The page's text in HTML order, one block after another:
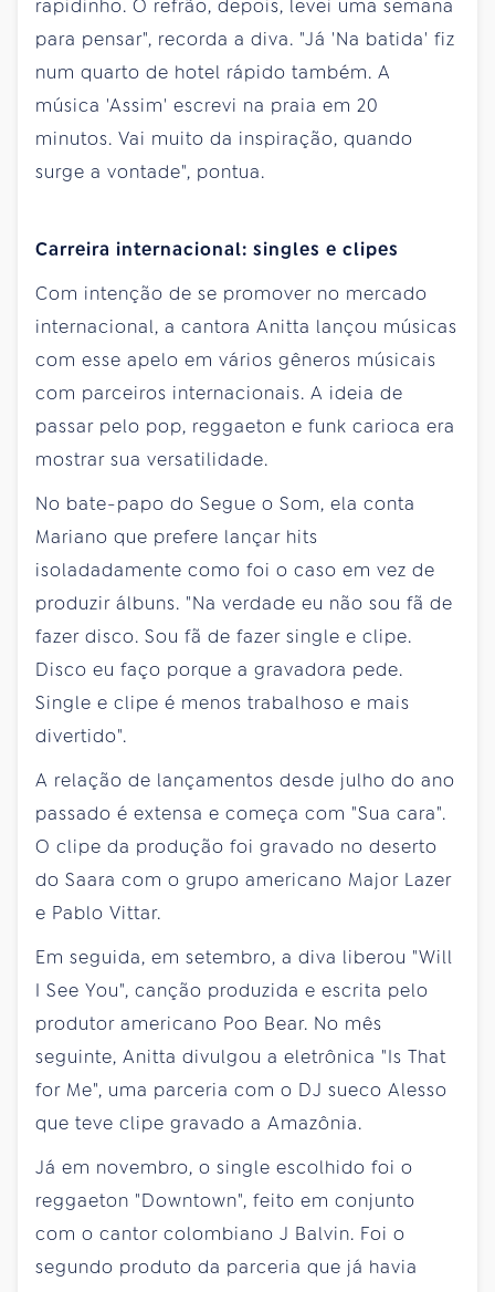
rapidinho. O refrão, depois, levei uma semana
para pensar", recorda a diva. "Já 'Na batida' fiz
num quarto de hotel rápido também. A
música 'Assim' escrevi na praia em 20
minutos. Vai muito da inspiração, quando
surge a vontade", pontua.
Carreira internacional: singles e clipes
Com intenção de se promover no mercado
internacional, a cantora Anitta lançou músicas
com esse apelo em vários gêneros músicais
com parceiros internacionais. A ideia de
passar pelo pop, reggaeton e funk carioca era
mostrar sua versatilidade.
No bate-papo do Segue o Som, ela conta
Mariano que prefere lançar hits
isoladadamente como foi o caso em vez de
produzir álbuns. "Na verdade eu não sou fã de
fazer disco. Sou fã de fazer single e clipe.
Disco eu faço porque a gravadora pede.
Single e clipe é menos trabalhoso e mais
divertido".
A relação de lançamentos desde julho do ano
passado é extensa e começa com "Sua cara".
O clipe da produção foi gravado no deserto
do Saara com o grupo americano Major Lazer
e Pablo Vittar.
Em seguida, em setembro, a diva liberou "Will
I See You", canção produzida e escrita pelo
produtor americano Poo Bear. No mês
seguinte, Anitta divulgou a eletrônica "Is That
for Me", uma parceria com o DJ sueco Alesso
que teve clipe gravado a Amazônia.
Já em novembro, o single escolhido foi o
reggaeton "Downtown", feito em conjunto
com o cantor colombiano J Balvin. Foi o
segundo produto da parceria que já havia